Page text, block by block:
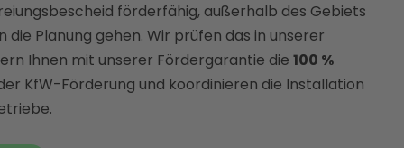
förderfähig, außerhalb des Gebiets
die Planung gehen. Wir prüfen das in unserer
Ihnen mit unserer Fördergarantie die 100 %
KfW-Förderung und koordinieren die Installation